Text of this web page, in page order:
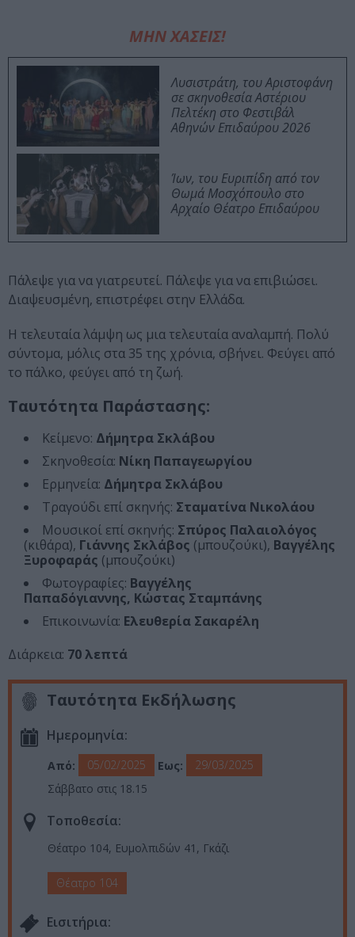
ΜΗΝ ΧΑΣΕΙΣ!
Λυσιστράτη, του Αριστοφάνη
σε σκηνοθεσία Αστέριου
Πελτέκη στο Φεστιβάλ
Αθηνών Επιδαύρου 2026
Ίων, του Ευριπίδη από τον
Θωμά Μοσχόπουλο στο
Αρχαίο Θέατρο Επιδαύρου
Πάλεψε για να γιατρευτεί. Πάλεψε για να επιβιώσει.
Διαψευσμένη, επιστρέφει στην Ελλάδα.
Η τελευταία λάμψη ως μια τελευταία αναλαμπή. Πολύ
σύντομα, μόλις στα 35 της χρόνια, σβήνει. Φεύγει από
το πάλκο, φεύγει από τη ζωή.
Tαυτότητα Παράστασης:
Κείμενο: Δήμητρα Σκλάβου
Σκηνοθεσία: Νίκη Παπαγεωργίου
Ερμηνεία: Δήμητρα Σκλάβου
Τραγούδι επί σκηνής: Σταματίνα Νικολάου
Μουσικοί επί σκηνής: Σπύρος Παλαιολόγος
(κιθάρα), Γιάννης Σκλάβος (μπουζούκι), Βαγγέλης
Ξυροφαράς (μπουζούκι)
Φωτογραφίες: Βαγγέλης
Παπαδόγιαννης, Κώστας Σταμπάνης
Επικοινωνία: Ελευθερία Σακαρέλη
Διάρκεια: 70 λεπτά
Ταυτότητα Εκδήλωσης
Ημερομηνία:
Από: 05/02/2025 Εως:
29/03/2025
Σάββατο στις 18.15
Τοποθεσία:
Θέατρο 104, Ευμολπιδών 41, Γκάζι
Θέατρο 104
Eισιτήρια: